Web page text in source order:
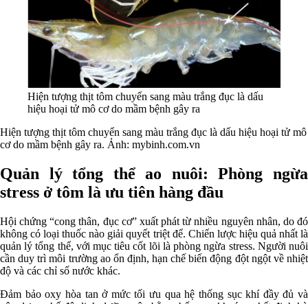
Hiện tượng thịt tôm chuyển sang màu trắng đục là dấu
hiệu hoại tử mô cơ do mầm bệnh gây ra
Hiện tượng thịt tôm chuyển sang màu trắng đục là dấu hiệu hoại tử mô
cơ do mầm bệnh gây ra. Ảnh: mybinh.com.vn
Quản lý tổng thể ao nuôi: Phòng ngừa
stress ở tôm là ưu tiên hàng đầu
Hội chứng “cong thân, đục cơ” xuất phát từ nhiều nguyên nhân, do đó
không có loại thuốc nào giải quyết triệt để. Chiến lược hiệu quả nhất là
quản lý tổng thể, với mục tiêu cốt lõi là phòng ngừa stress. Người nuôi
cần duy trì môi trường ao ổn định, hạn chế biến động đột ngột về nhiệt
độ và các chỉ số nước khác.
Đảm bảo oxy hòa tan ở mức tối ưu qua hệ thống sục khí đầy đủ và